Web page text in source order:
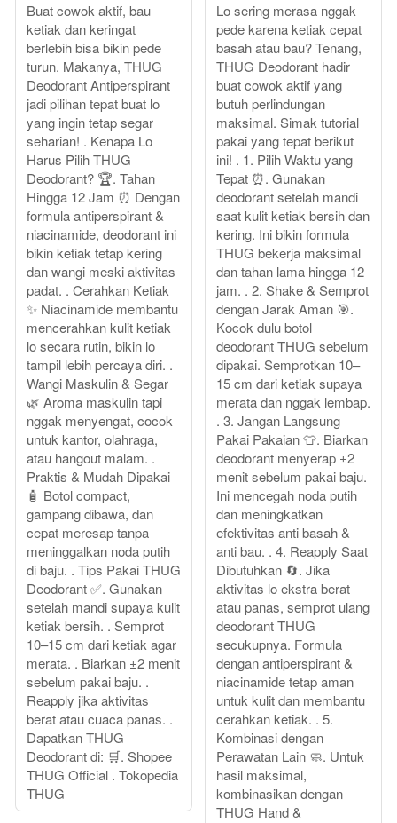
Buat cowok aktif, bau
ketiak dan keringat
berlebih bisa bikin pede
turun. Makanya, THUG
Deodorant Antiperspirant
jadi pilihan tepat buat lo
yang ingin tetap segar
seharian! . Kenapa Lo
Harus Pilih THUG
Deodorant? 🏆. Tahan
Hingga 12 Jam ⏰ Dengan
formula antiperspirant &
niacinamide, deodorant ini
bikin ketiak tetap kering
dan wangi meski aktivitas
padat. . Cerahkan Ketiak
✨ Niacinamide membantu
mencerahkan kulit ketiak
lo secara rutin, bikin lo
tampil lebih percaya diri. .
Wangi Maskulin & Segar
🌿 Aroma maskulin tapi
nggak menyengat, cocok
untuk kantor, olahraga,
atau hangout malam. .
Praktis & Mudah Dipakai
🧴 Botol compact,
gampang dibawa, dan
cepat meresap tanpa
meninggalkan noda putih
di baju. . Tips Pakai THUG
Deodorant ✅. Gunakan
setelah mandi supaya kulit
ketiak bersih. . Semprot
10–15 cm dari ketiak agar
merata. . Biarkan ±2 menit
sebelum pakai baju. .
Reapply jika aktivitas
berat atau cuaca panas. .
Dapatkan THUG
Deodorant di: 🛒. Shopee
THUG Official . Tokopedia
THUG
Lo sering merasa nggak
pede karena ketiak cepat
basah atau bau? Tenang,
THUG Deodorant hadir
buat cowok aktif yang
butuh perlindungan
maksimal. Simak tutorial
pakai yang tepat berikut
ini! . 1. Pilih Waktu yang
Tepat ⏰. Gunakan
deodorant setelah mandi
saat kulit ketiak bersih dan
kering. Ini bikin formula
THUG bekerja maksimal
dan tahan lama hingga 12
jam. . 2. Shake & Semprot
dengan Jarak Aman 🎯.
Kocok dulu botol
deodorant THUG sebelum
dipakai. Semprotkan 10–
15 cm dari ketiak supaya
merata dan nggak lembap.
. 3. Jangan Langsung
Pakai Pakaian 👕. Biarkan
deodorant menyerap ±2
menit sebelum pakai baju.
Ini mencegah noda putih
dan meningkatkan
efektivitas anti basah &
anti bau. . 4. Reapply Saat
Dibutuhkan 🔄. Jika
aktivitas lo ekstra berat
atau panas, semprot ulang
deodorant THUG
secukupnya. Formula
dengan antiperspirant &
niacinamide tetap aman
untuk kulit dan membantu
cerahkan ketiak. . 5.
Kombinasi dengan
Perawatan Lain 🧼. Untuk
hasil maksimal,
kombinasikan dengan
THUG Hand &